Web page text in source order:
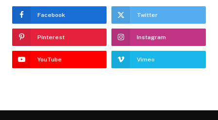
Facebook Twitter
Pinterest Instagram
YouTube Vimeo